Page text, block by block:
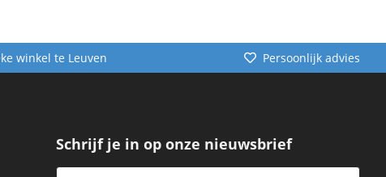
winkel te Leuven Persoonlijk advies
Schrijf je in op onze nieuwsbrief